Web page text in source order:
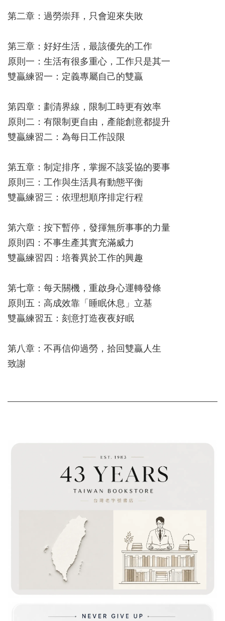
第二章：過勞崇拜，只會迎來失敗
第三章：好好生活，最該優先的工作
原則一：生活有很多重心，工作只是其一
雙贏練習一：定義專屬自己的雙贏
第四章：劃清界線，限制工時更有效率
原則二：有限制更自由，產能創意都提升
雙贏練習二：為每日工作設限
第五章：制定排序，掌握不該妥協的要事
原則三：工作與生活具有動態平衡
雙贏練習三：依理想順序排定行程
第六章：按下暫停，發揮無所事事的力量
原則四：不事生產其實充滿威力
雙贏練習四：培養異於工作的興趣
第七章：每天關機，重啟身心運轉發條
原則五：高成效靠「睡眠休息」立基
雙贏練習五：刻意打造夜夜好眠
第八章：不再信仰過勞，拾回雙贏人生
致謝